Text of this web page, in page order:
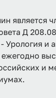
является
Д
Урология и
и